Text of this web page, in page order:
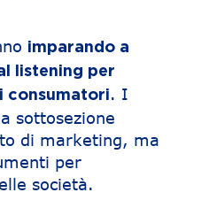
imparando a
listening per
consumatori. I
sottosezione
di marketing, ma
per
società.